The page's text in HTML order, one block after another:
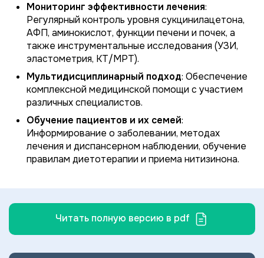
Мониторинг эффективности лечения:
Регулярный контроль уровня сукцинилацетона,
АФП, аминокислот, функции печени и почек, а
также инструментальные исследования (УЗИ,
эластометрия, КТ/МРТ).
Мультидисциплинарный подход: Обеспечение
комплексной медицинской помощи с участием
различных специалистов.
Обучение пациентов и их семей:
Информирование о заболевании, методах
лечения и диспансерном наблюдении, обучение
правилам диетотерапии и приема нитизинона.
Читать полную версию в pdf